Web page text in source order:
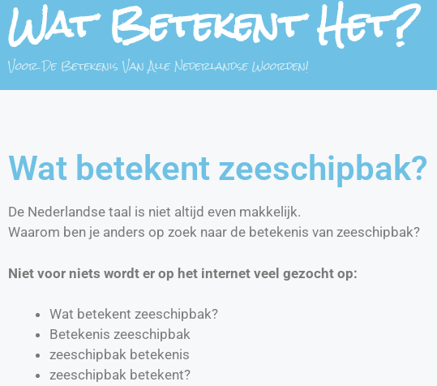
Wat Betekent Het?
Voor De Betekenis Van Alle Nederlandse Woorden!
Wat betekent zeeschipbak?
De Nederlandse taal is niet altijd even makkelijk.
Waarom ben je anders op zoek naar de betekenis van zeeschipbak?
Niet voor niets wordt er op het internet veel gezocht op:
Wat betekent zeeschipbak?
Betekenis zeeschipbak
zeeschipbak betekenis
zeeschipbak betekent?